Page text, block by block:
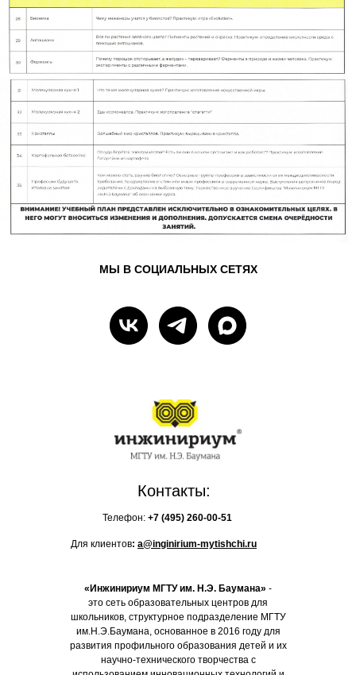
МЫ В СОЦИАЛЬНЫХ СЕТЯХ
«Инжинириум МГТУ им. Н.Э. Баумана» -
это сеть образовательных центров для
школьников, структурное подразделение МГТУ
им.Н.Э.Баумана, основанное в 2016 году для
развития профильного образования детей и их
научно-технического творчества с
Телефон: +7 (495) 260-00-51
Для клиентов: a@inginirium-mytishchi.ru
Контакты: